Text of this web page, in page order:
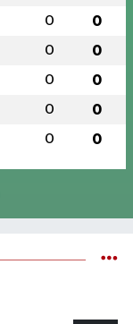
0 0
0 0
0 0
0 0
0 0